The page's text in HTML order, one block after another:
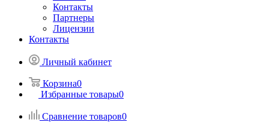
Контакты
Партнеры
Лицензии
Контакты
Личный кабинет
Корзина0
Избранные товары0
Сравнение товаров0